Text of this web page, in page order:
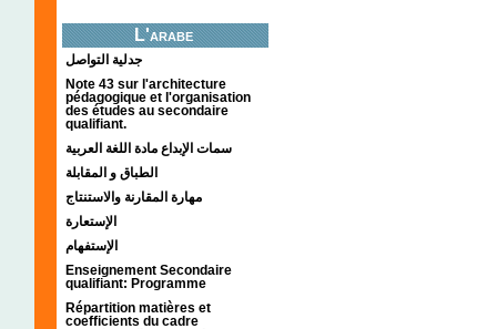
L'arabe
جدلية التواصل
Note 43 sur l'architecture
pédagogique et l'organisation
des études au secondaire
qualifiant.
سمات الإبداع مادة اللغة العربية
الطباق و المقابلة
مهارة المقارنة والاستنتاج
الإستعارة
الإستفهام
Enseignement Secondaire
qualifiant: Programme
Répartition matières et
coefficients du cadre